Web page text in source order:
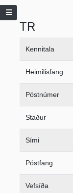
TR
Kennitala
Heimilisfang
Póstnúmer
Staður
Sími
Póstfang
Vefsíða